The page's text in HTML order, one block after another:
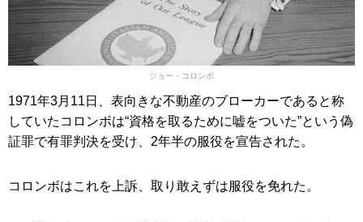
ジョー・コロンボ
1971年3月11日、表向きな不動産のブローカーであると称
していたコロンボは“資格を取るために嘘をついた”という偽
証罪で有罪判決を受け、2年半の服役を宣告された。
コロンボはこれを上訴、取り敢えずは服役を免れた。